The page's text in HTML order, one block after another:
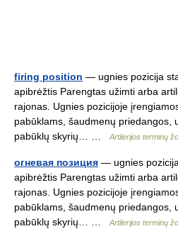
firing position — ugnies pozicija
apibrėžtis Parengtas užimti arba
rajonas. Ugnies pozicijoje
pabūklams, šaudmenų priedangos,
pabūklų skyrių… …
Artilerijos terminų
oгневая позиция — ugnies
apibrėžtis Parengtas užimti arba
rajonas. Ugnies pozicijoje
pabūklams, šaudmenų priedangos,
pabūklų skyrių… …
Artilerijos terminų